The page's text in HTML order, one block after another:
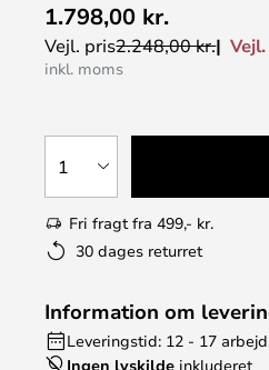
1.798,00 kr.
Vejl. pris2.248,00 kr.
inkl. moms
1
Fri fragt fra 499,- kr.
30 dages returret
Information om
Leveringstid: 12 - 17
Ingen lyskilde inkluderet